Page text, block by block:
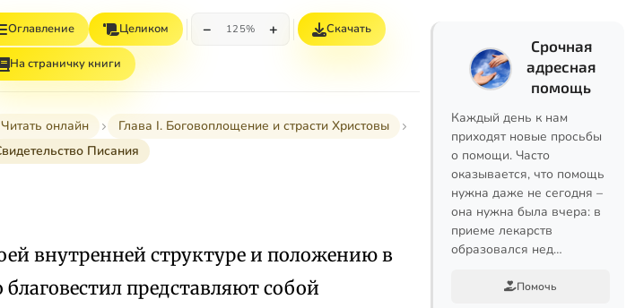
Оглавление Целиком − 125% + Скачать
На страничку книги
Читать онлайн
Глава I. Боговоплощение и страсти Христовы
Писания
внутренней структуре и положению в
представляют собой
Срочная
адресная
помощь
Каждый день к нам
приходят новые просьбы
о помощи. Часто
оказывается, что помощь
нужна даже не сегодня –
она нужна была вчера: в
приеме лекарств
образовался нед…
Помочь